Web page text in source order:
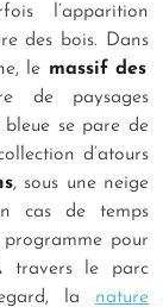
l’apparition
des bois. Dans
le massif des
de paysages
bleue se pare de
d’atours
, sous une neige
cas de temps
pour
travers le parc
la nature